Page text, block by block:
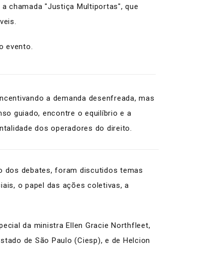
chamada "Justiça Multiportas", que
evento.
a demanda desenfreada, mas
guiado, encontre o equilíbrio e a
dos operadores do direito.
dos debates, foram discutidos temas
o papel das ações coletivas, a
da ministra Ellen Gracie Northfleet,
de São Paulo (Ciesp), e de Helcion